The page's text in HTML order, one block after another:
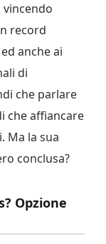
vincendo
record
anche ai
di
che parlare
che affiancare
Ma la sua
conclusa?
Opzione